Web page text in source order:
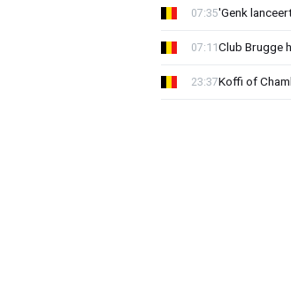
'Genk
07:35
Club Brugge
07:11
Koffi of
23:37